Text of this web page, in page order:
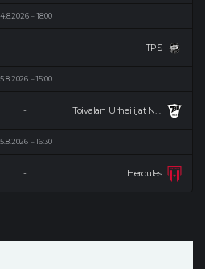
18:00
TPS
-
15:00
-
16:30
Hercules
-